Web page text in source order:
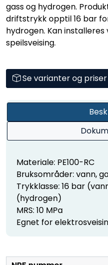
45° albue i PE100-RC,
gass og hydrogen.
driftstrykk opptil 16 bar
hydrogen. Kan installeres
Se varianter og priser
Materiale: PE100-RC
Bruksområder: vann,
Trykklasse: 16 bar
(hydrogen)
MRS: 10 MPa